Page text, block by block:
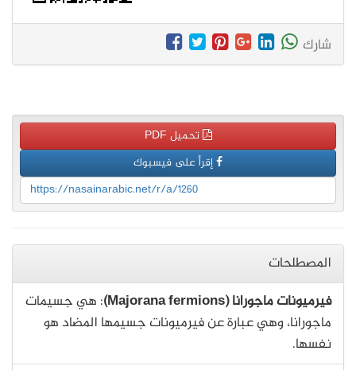
شارك
تحميل PDF
إقرأ على فيسبوك
https://nasainarabic.net/r/a/1260
المصطلحات
فيرميونات ماجورانا (Majorana fermions)
: هي جسيمات
ماجورانا، وهي عبارة عن فيرميونات جسيمها المضاد هو
نفسها.